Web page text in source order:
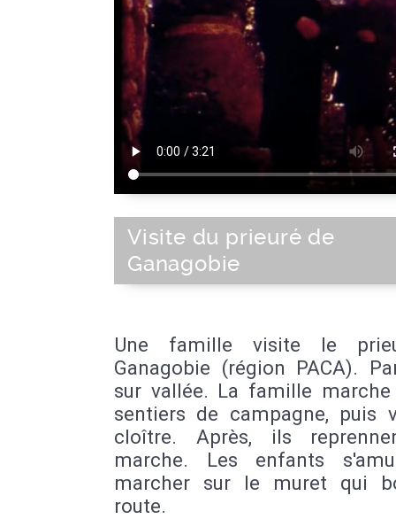
Visite du prieuré de
Ganagobie
Une famille visite le
Ganagobie (région PACA).
sur vallée. La famille
sentiers de campagne, puis
cloître. Après, ils
marche. Les enfants
marcher sur le muret qui
route.